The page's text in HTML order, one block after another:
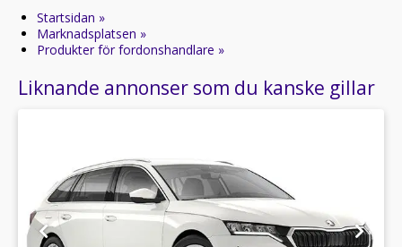
Startsidan »
Marknadsplatsen »
Produkter för fordonshandlare »
Liknande annonser som du kanske gillar